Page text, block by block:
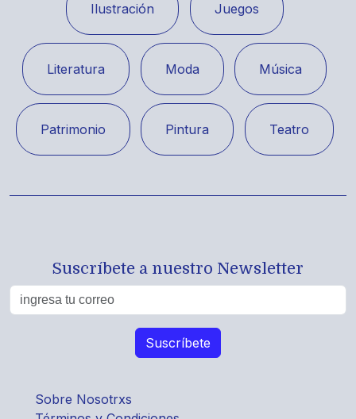
Ilustración Juegos
Literatura Moda Música
Patrimonio Pintura Teatro
Suscríbete a nuestro Newsletter
Sobre Nosotrxs